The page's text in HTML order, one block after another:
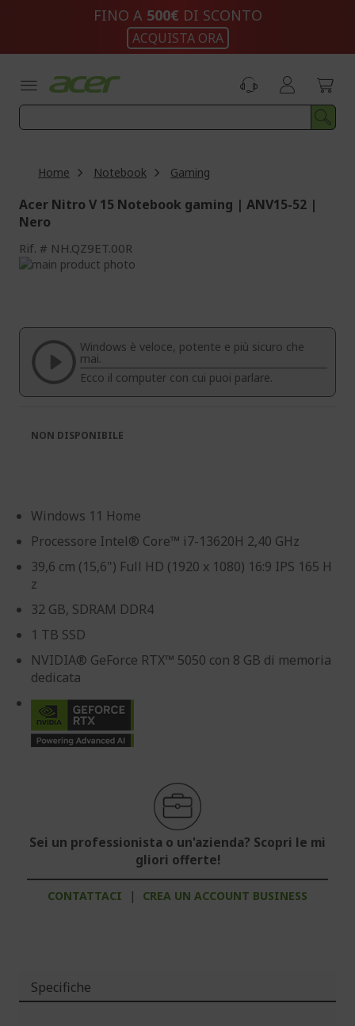
FINO A 500€ DI SCONTO
ACQUISTA ORA
Home Notebook Gaming
Acer Nitro V 15 Notebook gaming | ANV15-52 |
Nero
Rif. NH.QZ9ET.00R
Vai
galleria
immagini
galleria
immagini
Windows è veloce, potente e più sicuro che
mai.
Ecco il computer con cui puoi parlare.
Windows 11 Home
Processore Intel® Core™ i7-13620H 2,40 GHz
39,6 cm (15,6") Full HD (1920 x 1080) 16:9 IPS 165 H
z
32 GB, SDRAM DDR4
1 TB SSD
NVIDIA® GeForce RTX™ 5050 con 8 GB di memoria
dedicata
Sei un professionista o un'azienda? Scopri le mi
gliori offerte!
CONTATTACI | CREA UN ACCOUNT BUSINESS
NON DISPONIBILE
Specifiche